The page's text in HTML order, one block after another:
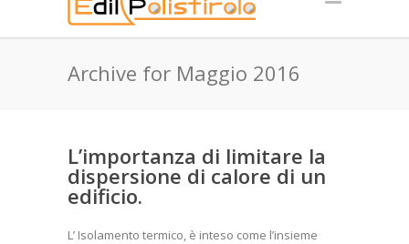
Archive for Maggio 2016
L’importanza di limitare la
dispersione di calore di un
edificio.
L’ Isolamento termico, è inteso come l’insieme